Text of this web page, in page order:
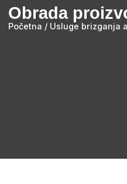
Obrada
Početna / Usluge brizganja